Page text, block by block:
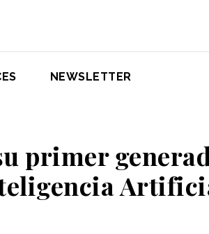
NEWSLETTER
primer